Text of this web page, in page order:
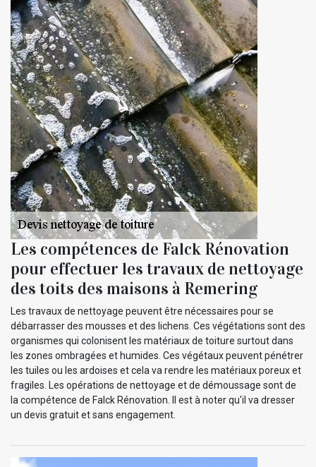
Les compétences de Falck Rénovation
pour effectuer les travaux de nettoyage
des toits des maisons à Remering
Les travaux de nettoyage peuvent être nécessaires pour se
débarrasser des mousses et des lichens. Ces végétations sont des
organismes qui colonisent les matériaux de toiture surtout dans
les zones ombragées et humides. Ces végétaux peuvent pénétrer
les tuiles ou les ardoises et cela va rendre les matériaux poreux et
fragiles. Les opérations de nettoyage et de démoussage sont de
la compétence de Falck Rénovation. Il est à noter qu'il va dresser
un devis gratuit et sans engagement.